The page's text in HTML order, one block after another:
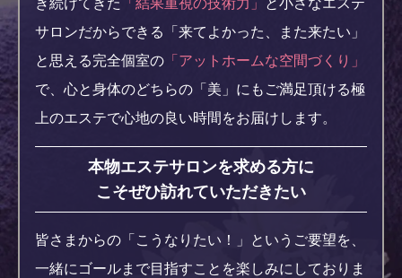
き続けてきた 「結果重視の技術力」 と小さなエステ
サロンだからできる「来てよかった、また来たい」
と思える完全個室の 「アットホームな空間づくり」
で、 心と身体のどちらの「美」にもご満足頂ける極
上のエステで心地の良い時間をお届けします。
本物エステサロンを求める方に
こそぜひ訪れていただきたい
皆さまからの「こうなりたい！」というご要望を、
一緒にゴールまで目指すことを楽しみにしておりま